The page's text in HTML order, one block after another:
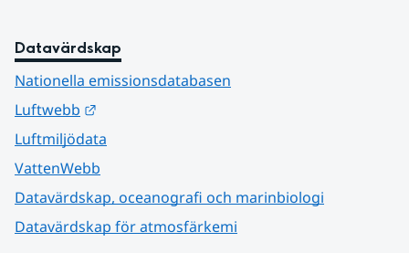
Datavärdskap
Nationella emissionsdatabasen
Luftwebb
Luftmiljödata
VattenWebb
Datavärdskap, oceanografi och marinbiologi
Datavärdskap för atmosfärkemi